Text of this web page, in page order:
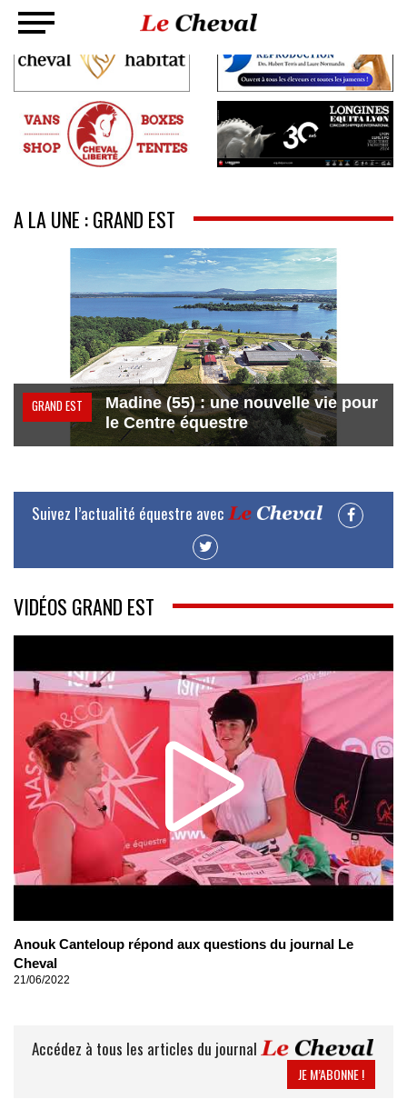
A LA UNE : GRAND EST
GRAND EST
Madine (55) : une nouvelle vie pour
le Centre équestre
Suivez l’actualité équestre avec
VIDÉOS GRAND EST
Anouk Canteloup répond aux questions du journal Le
Cheval
21/06/2022
Accédez à tous les articles du journal
JE M’ABONNE !